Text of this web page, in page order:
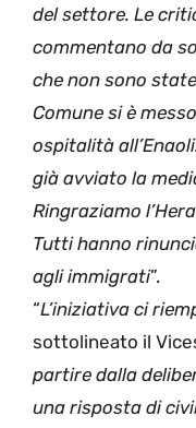
del settore. Le
commentano da
che non sono
Comune si è
ospitalità
già avviato la
Ringraziamo
Tutti hanno
agli immigrati”.
“L’iniziativa ci
sottolineato il
partire dalla
una risposta di